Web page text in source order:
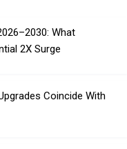
What
2X Surge
Coincide With